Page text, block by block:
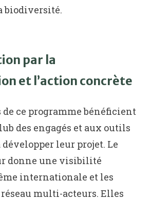
biodiversité.
par la
et l’action concrète
de ce programme bénéficient
des engagés et aux outils
leur projet. Le
donne une visibilité
internationale et les
multi-acteurs. Elles